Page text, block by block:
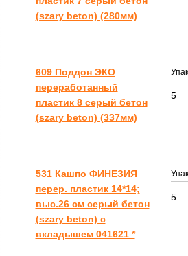
(szary beton) (280мм)
609 Поддон ЭКО
переработанный
пластик 8 серый бетон
(szary beton) (337мм)
5
531 Кашпо ФИНЕЗИЯ
перер. пластик 14*14;
выс.26 см серый бетон
(szary beton) с
вкладышем 041621 *
5